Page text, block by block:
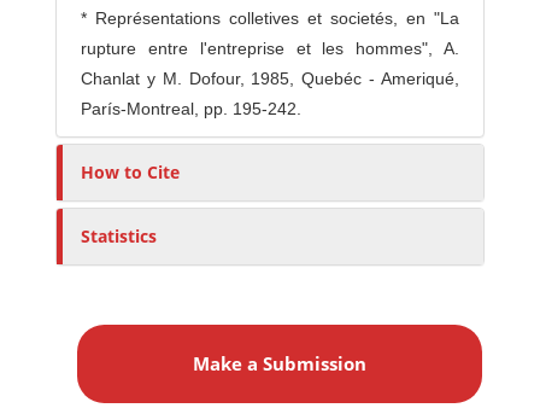
* Représentations colletives et societés, en "La
rupture entre l'entreprise et les hommes", A.
Chanlat y M. Dofour, 1985, Quebéc - Ameriqué,
París-Montreal, pp. 195-242.
How to Cite
Statistics
Make a Submission